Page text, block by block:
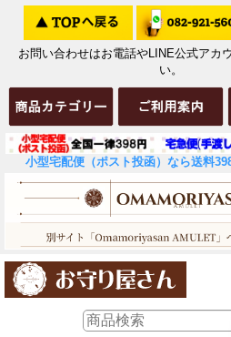
お問い合わせはお電話やLINE公式アカ
い。
小型宅配便（ポスト投函）なら送料